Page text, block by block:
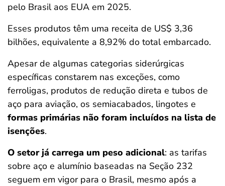
pelo Brasil aos EUA em 2025.
Esses produtos têm uma receita de US$ 3,36
bilhões, equivalente a 8,92% do total embarcado.
Apesar de algumas categorias siderúrgicas
específicas constarem nas exceções, como
ferroligas, produtos de redução direta e tubos de
aço para aviação, os semiacabados, lingotes e
formas primárias não foram incluídos na lista de
isenções.
O setor já carrega um peso adicional: as tarifas
sobre aço e alumínio baseadas na Seção 232
seguem em vigor para o Brasil, mesmo após a